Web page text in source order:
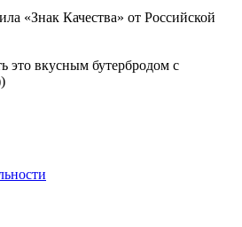
«Знак Качества» от Российской
это вкусным бутербродом с